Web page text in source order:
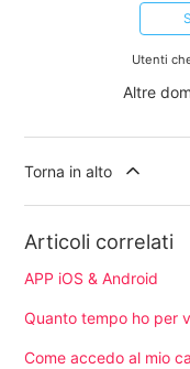
Utenti
Altre
Torna in alto
Articoli correlati
APP iOS & Android
Quanto tempo ho per
Come accedo al mio